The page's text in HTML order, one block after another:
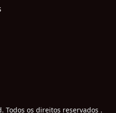
Todos os direitos reservados .